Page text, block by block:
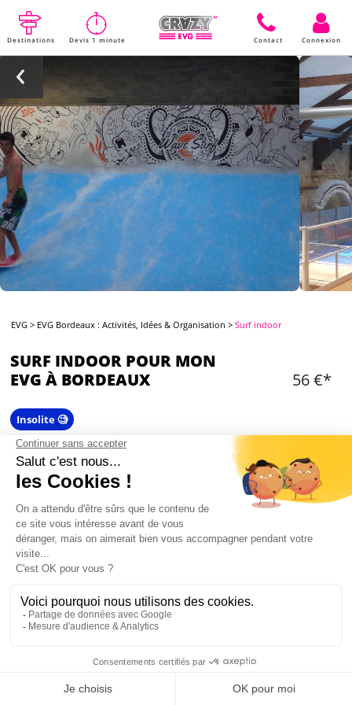
Destinations Devis 1 minute Contact Connexion
EVG > EVG Bordeaux : Activités, Idées & Organisation >Surf indoor
SURF INDOOR POUR MON
EVG À BORDEAUX
56 €*
Insolite 🧐
CONTENU
Une heure de privatisation de la vague (jusqu'à
Deux heures de privatisation à partir de 11
personnes
de la session (supplément)
Mon EVG à Bordeaux